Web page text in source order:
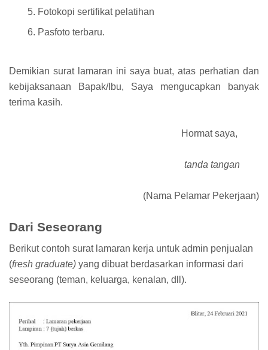
Fotokopi sertifikat pelatihan
Pasfoto terbaru.
Demikian surat lamaran ini saya buat, atas perhatian dan
kebijaksanaan Bapak/Ibu, Saya mengucapkan banyak
terima kasih.
Hormat saya,
tanda tangan
(Nama Pelamar Pekerjaan)
Dari Seseorang
Berikut contoh surat lamaran kerja untuk admin penjualan
(fresh graduate) yang dibuat berdasarkan informasi dari
seseorang (teman, keluarga, kenalan, dll).